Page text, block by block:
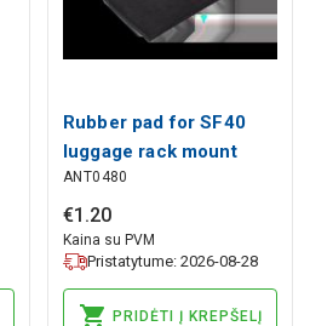
Rubber pad for SF40
luggage rack mount
ANT0480
€1 .20
Kaina su PVM
Pristatytume: 2026-08-28
PRIDĖTI Į KREPŠELĮ